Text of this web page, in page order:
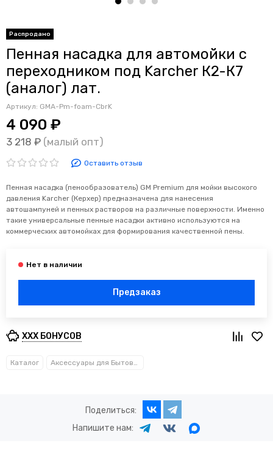
Распродано
Пенная насадка для автомойки с
переходником под Karcher К2-К7
(аналог) лат.
Артикул: GMA-Pm-foam-CbrK
4 090 ₽
3 218 ₽ (малый опт)
Оставить отзыв
Пенная насадка (пенообразователь) GM Premium для мойки высокого
давления Karcher (Керхер) предназначена для нанесения
автошампуней и пенных растворов на различные поверхности. Именно
такие универсальные пенные насадки активно используются на
коммерческих автомойках для формирования качественной пены.
Предзаказ
XXX БОНУСОВ
Каталог Аксессуары для Бытовых АВД
Поделиться:
Напишите нам: